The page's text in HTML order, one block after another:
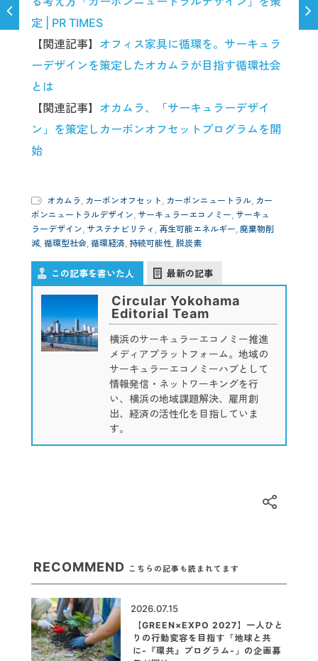
定 | PR TIMES
【関連記事】 オフィス家具に循環を。サーキュラ
ーデザインを策定したオカムラが目指す循環社会
とは
【関連記事】 オカムラ、「サーキュラーデザイ
ン」を策定しカーボンオフセットプログラムを開
始
オカムラ カーボンオフセット カーボンニュートラル カー
ボンニュートラルデザイン サーキュラーエコノミー サーキュ
ラーデザイン サステナビリティ 再生可能エネルギー 廃棄物削
減 循環型社会 循環経済 持続可能性 脱炭素
この記事を書いた人 最新の記事
Circular Yokohama
Editorial Team
横浜のサーキュラーエコノミー推進
メディアプラットフォーム。地域の
サーキュラーエコノミーハブとして
情報発信・ネットワーキングを行
い、横浜の地域課題解決、雇用創
出、経済の活性化を目指していま
す。
RECOMMEND こちらの記事も読まれてます
2026.07.15
【GREEN×EXPO 2027】一人ひと
りの行動変容を目指す「地球と共
に-『環共』プログラム-」の企画募